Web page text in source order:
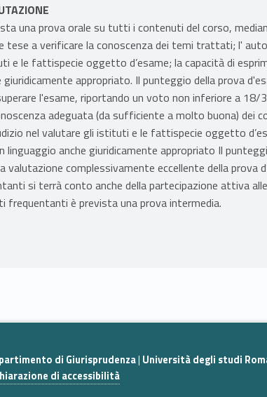
una prova orale su tutti i contenuti del corso,
tese a verificare la conoscenza dei temi trattati; l'
e le fattispecie oggetto d’esame; la capacità di
giuridicamente appropriato. Il punteggio della prova
l'esame, riportando un voto non inferiore a 18/
adeguata (da sufficiente a molto buona) dei
nel valutare gli istituti e le fattispecie oggetto
linguaggio anche giuridicamente appropriato Il
valutazione complessivamente eccellente della prova
si terrà conto anche della partecipazione attiva
frequentanti è prevista una prova intermedia.
di Giurisprudenza| Università degli studi
di accessibilità